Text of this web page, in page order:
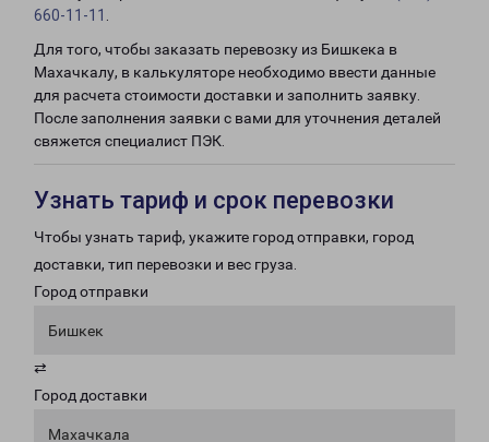
660-11-11
Для того, чтобы заказать перевозку из Бишкека в
Махачкалу, в калькуляторе необходимо ввести данные
для расчета стоимости доставки и заполнить заявку.
После заполнения заявки с вами для уточнения деталей
свяжется специалист ПЭК.
Узнать тариф и срок перевозки
Чтобы узнать тариф, укажите город отправки, город
доставки, тип перевозки и вес груза.
Город отправки
Бишкек
⇄
Город доставки
Махачкала